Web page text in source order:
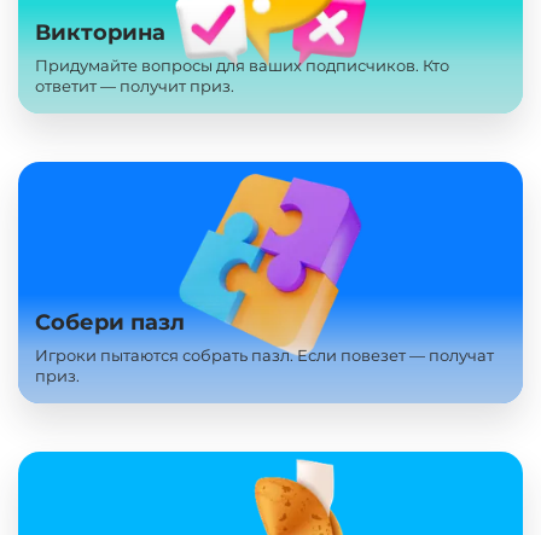
Викторина
Придумайте вопросы для ваших подписчиков. Кто
ответит — получит приз.
Собери пазл
Игроки пытаются собрать пазл. Если повезет — получат
приз.